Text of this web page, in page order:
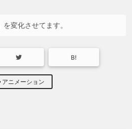
変化させてます。
B!
アニメーション